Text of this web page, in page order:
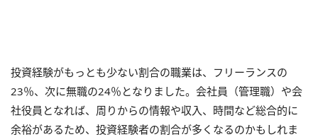
投資経験がもっとも少ない割合の職業は、フリーランスの
23％、次に無職の24％となりました。会社員（管理職）や会
社役員となれば、周りからの情報や収入、時間など総合的に
余裕があるため、投資経験者の割合が多くなるのかもしれま